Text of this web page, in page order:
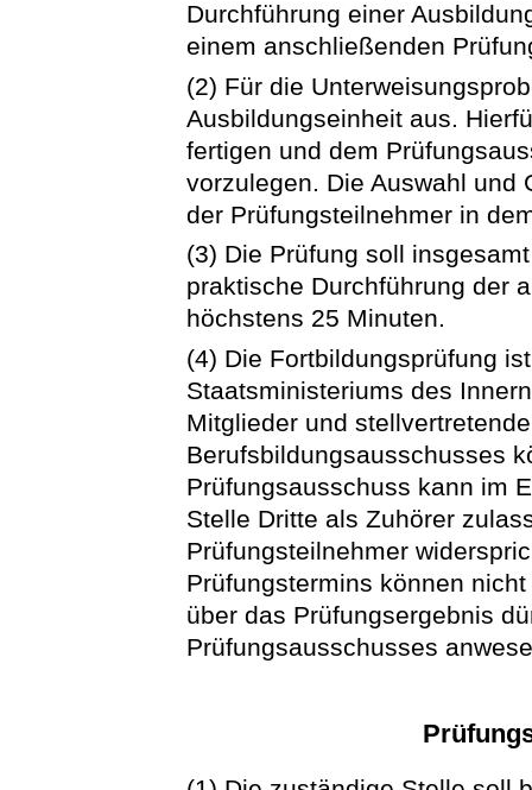
Durchführung einer
einem anschließenden
(2) Für die
Ausbildungseinheit aus.
fertigen und dem
vorzulegen. Die Auswahl und
der Prüfungsteilnehmer in
(3) Die Prüfung soll
praktische Durchführung der
höchstens 25 Minuten.
(4) Die Fortbildungsprüfung
Staatsministeriums des
Mitglieder und
Berufsbildungsausschusses
Prüfungsausschuss kann im
Stelle Dritte als Zuhörer
Prüfungsteilnehmer
Prüfungstermins können
über das Prüfungsergebnis
Prüfungsausschusses